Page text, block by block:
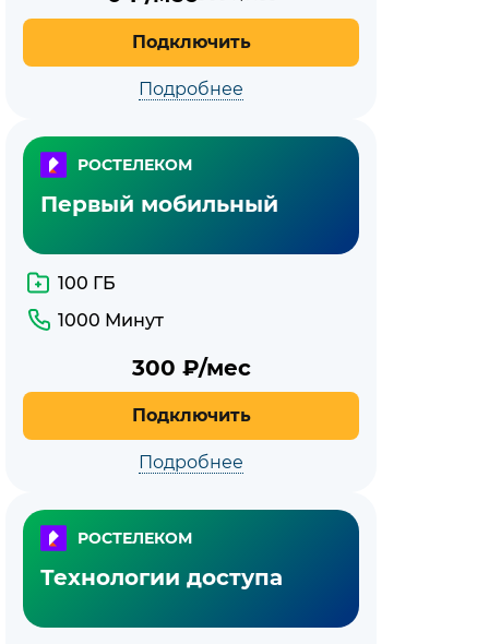
Подключить
Подробнее
РОСТЕЛЕКОМ
Первый мобильный
100 ГБ
1000 Минут
300 ₽/мес
Подключить
Подробнее
РОСТЕЛЕКОМ
Технологии доступа